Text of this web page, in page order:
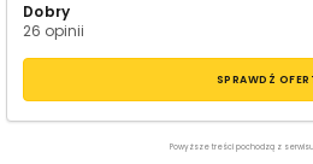
Dobry
26 opinii
SPRAWDŹ
Powyższe treści pochodzą z serwisu